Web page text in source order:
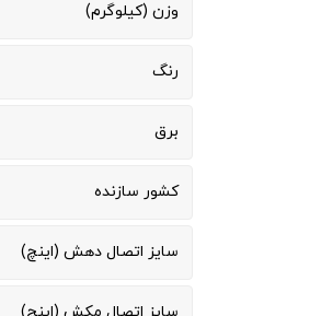
وزن (کیلوگرم)
رنگ
برق
کشور سازنده
سایز اتصال دهش (اینچ)